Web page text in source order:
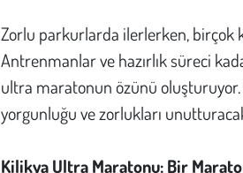
Zorlu parkurlarda ilerlerken, birçok
Antrenmanlar ve hazırlık süreci
ultra maratonun özünü oluşturuyor.
yorgunluğu ve zorlukları
Kilikya Ultra Maratonu: Bir